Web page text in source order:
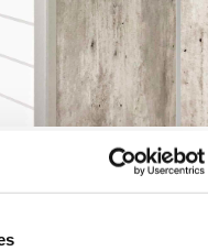
alt du trenger av